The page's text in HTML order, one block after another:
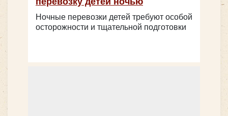
MAN LION’s INTERCITY
Ночные перевозки детей требуют особой
осторожности и тщательной подготовки